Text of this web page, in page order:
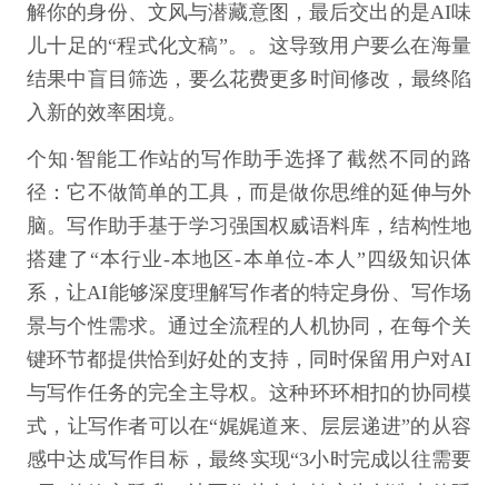
解你的身份、文风与潜藏意图，最后交出的是AI味
儿十足的“程式化文稿”。。这导致用户要么在海量
结果中盲目筛选，要么花费更多时间修改，最终陷
入新的效率困境。
个知·智能工作站的写作助手选择了截然不同的路
径：它不做简单的工具，而是做你思维的延伸与外
脑。写作助手基于学习强国权威语料库，结构性地
搭建了“本行业-本地区-本单位-本人”四级知识体
系，让AI能够深度理解写作者的特定身份、写作场
景与个性需求。通过全流程的人机协同，在每个关
键环节都提供恰到好处的支持，同时保留用户对AI
与写作任务的完全主导权。这种环环相扣的协同模
式，让写作者可以在“娓娓道来、层层递进”的从容
感中达成写作目标，最终实现“3小时完成以往需要